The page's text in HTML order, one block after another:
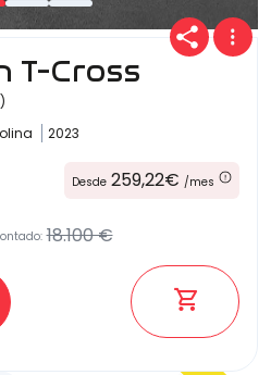
T-Cross
2023
Desde 259,22€ /mes
18.100 €